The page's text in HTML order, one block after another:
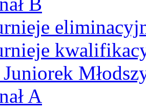
A